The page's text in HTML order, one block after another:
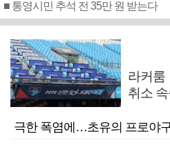
■ 통영시민 추석 전 35만 원 받는다
라커
취소
극한 폭염에…초유의 프로야